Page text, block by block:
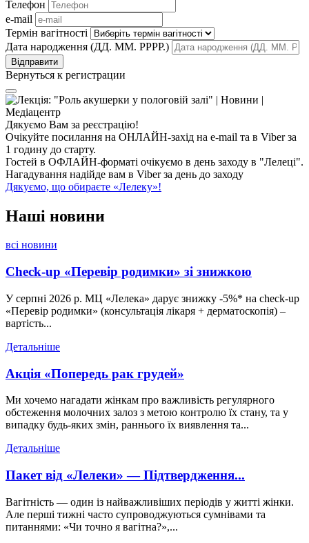
Телефон
e-mail
Термін вагітності
Дата народження (ДД. ММ. РРРР.)
Вернуться к регистрации
Дякуємо Вам за реєстрацію!
Очікуйте посилання на ОНЛАЙН-захід на e-mail та в Viber за
1 годину до старту.
Гостей в ОФЛАЙН-форматі очікуємо в день заходу в "Лелеці".
Нагадування надійде вам в Viber за день до заходу
Дякуємо, що обираєте «Лелеку»!
Наші новини
всі новини
Check-up «Перевір родимки» зі знижкою
У серпні 2026 р. МЦ «Лелека» дарує знижку -5%* на check-up
«Перевір родимки» (консультація лікаря + дерматоскопія) –
вартість...
Детальніше
Акція «Попередь рак грудей»
Ми хочемо нагадати жінкам про важливість регулярного
обстеження молочних залоз з метою контролю їх стану, та у
випадку будь-яких змін, раннього їх виявлення та...
Детальніше
Пакет від «Лелеки» — Підтвердження...
Вагітність — один із найважливіших періодів у житті жінки.
Але перші тижні часто супроводжуються сумнівами та
питаннями: «Чи точно я вагітна?»,...